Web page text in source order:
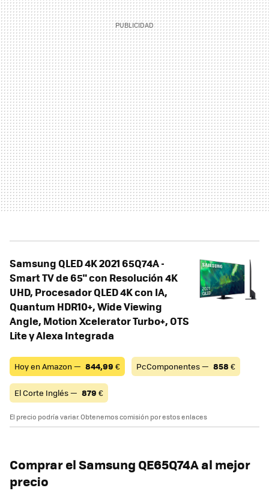
Samsung QLED 4K 2021 65Q74A -
Smart TV de 65" con Resolución 4K
UHD, Procesador QLED 4K con IA,
Quantum HDR10+, Wide Viewing
Angle, Motion Xcelerator Turbo+, OTS
Lite y Alexa Integrada
Hoy en Amazon — 844,99 € PcComponentes — 858 €
El Corte Inglés — 879 €
El precio podría variar. Obtenemos comisión por estos enlaces
Comprar el Samsung QE65Q74A al mejor
precio